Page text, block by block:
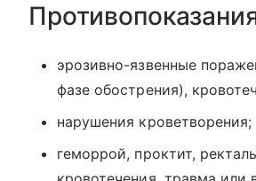
эрозивно-язвенные
фазе обострения),
нарушения кроветворения;
геморрой, проктит,